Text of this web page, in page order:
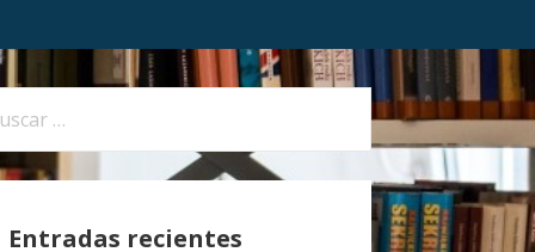
Entradas recientes